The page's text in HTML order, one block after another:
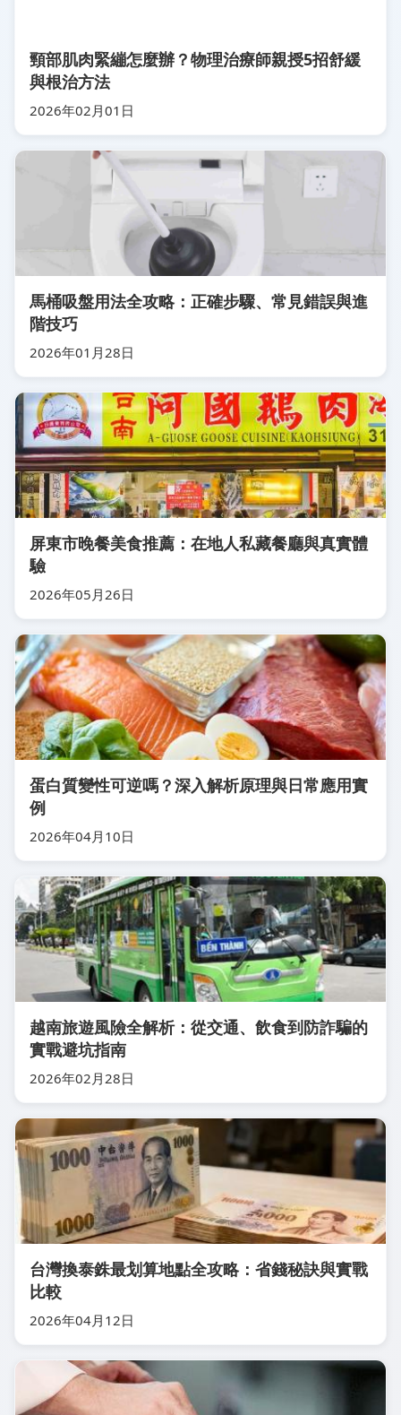
頸部肌肉緊繃怎麼辦？物理治療師親授5招舒緩
與根治方法
2026年02月01日
馬桶吸盤用法全攻略：正確步驟、常見錯誤與進
階技巧
2026年01月28日
屏東市晚餐美食推薦：在地人私藏餐廳與真實體
驗
2026年05月26日
蛋白質變性可逆嗎？深入解析原理與日常應用實
例
2026年04月10日
越南旅遊風險全解析：從交通、飲食到防詐騙的
實戰避坑指南
2026年02月28日
台灣換泰銖最划算地點全攻略：省錢秘訣與實戰
比較
2026年04月12日